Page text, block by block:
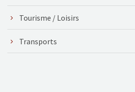
Tourisme / Loisirs
Transports